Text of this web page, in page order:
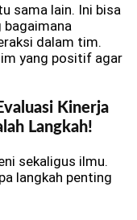
sama lain. Ini bisa
dalam tim.
yang positif agar
Kinerja
Langkah!
sekaligus ilmu.
langkah penting